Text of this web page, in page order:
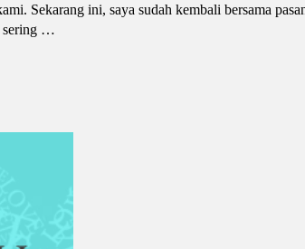
Sekarang ini, saya sudah kembali bersama
sering …